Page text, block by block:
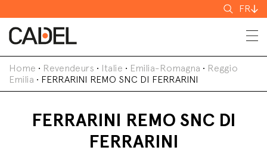
FR
Home • Revendeurs • Italie • Emilia-Romagna • Reggio
Emilia • FERRARINI REMO SNC DI FERRARINI
FERRARINI REMO SNC DI
FERRARINI